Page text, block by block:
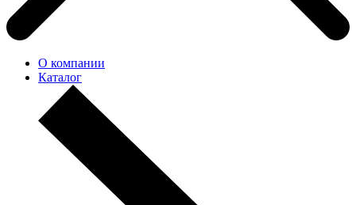
О компании
Каталог